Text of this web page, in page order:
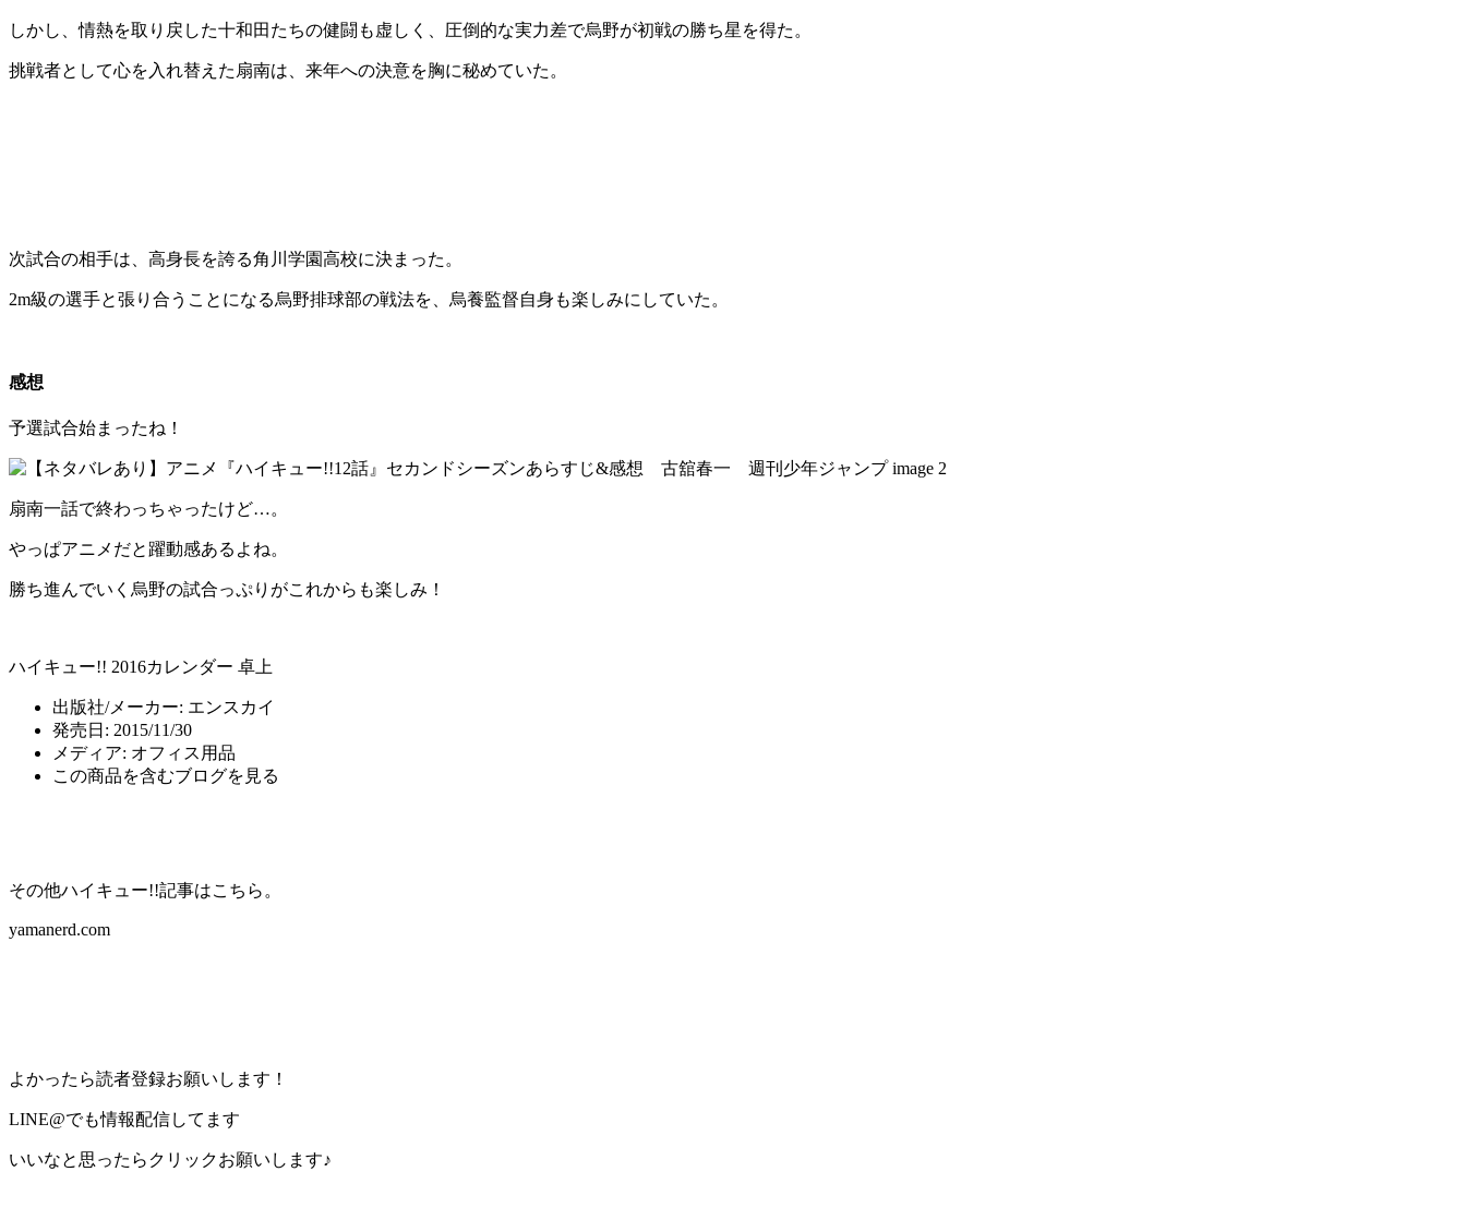
しかし、情熱を取り戻した十和田たちの健闘も虚しく、圧倒的な実力差で烏野が初戦の勝ち星を得た。
挑戦者として心を入れ替えた扇南は、来年への決意を胸に秘めていた。
次試合の相手は、高身長を誇る角川学園高校に決まった。
2m級の選手と張り合うことになる烏野排球部の戦法を、烏養監督自身も楽しみにしていた。
感想
予選試合始まったね！
扇南一話で終わっちゃったけど…。
やっぱアニメだと躍動感あるよね。
勝ち進んでいく烏野の試合っぷりがこれからも楽しみ！
ハイキュー!! 2016カレンダー 卓上
出版社/メーカー: エンスカイ
発売日: 2015/11/30
メディア: オフィス用品
この商品を含むブログを見る
その他ハイキュー!!記事はこちら。
yamanerd.com
よかったら読者登録お願いします！
LINE@でも情報配信してます
いいなと思ったらクリックお願いします♪